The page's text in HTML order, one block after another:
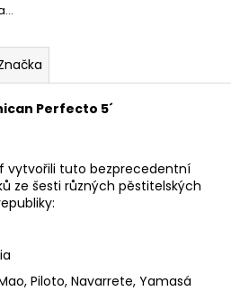
Perfecto 5´
vytvořili tuto bezprecedentní
ze šesti různých pěstitelských
Piloto, Navarrete, Yamasá